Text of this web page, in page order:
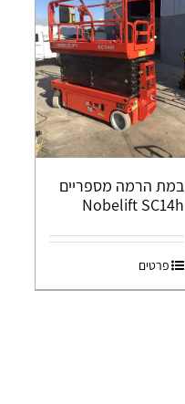
במת הרמה מספריים
Nobelift SC14h
פרטים